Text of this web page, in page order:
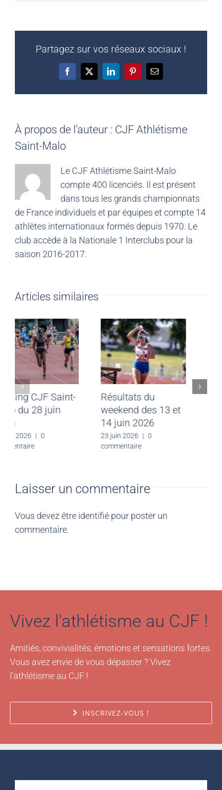
Partagez sur vos réseaux sociaux !
Facebook
X LinkedInPinterestEmail
À propos de l'auteur : CJF Athlétisme
Saint-Malo
Le CJF Athlétisme Saint-Malo
compte 400 licenciés. Il est présent
dans tous les grands championnats
de France individuels et par équipes et compte 14
athlètes internationaux formés depuis 1970. Le
club accède à la Nationale 1 Interclubs pour la
saison 2016-2017.
Articles similaires
Meeting CJF Saint-
Malo du 28 juin
2026
30 juin 2026
commentaire
Résultats du
weekend des 13 et
14 juin 2026
23 juin 2026
commentaire
Laisser un commentaire
Vous devez être identifié pour poster un
commentaire.
Vivez l'athlétisme au CJF !
Amitiés, convivialités, émotions et sensations fortes.
Vous avez envie de vous dépasser ? Vivez
l'athlétisme au CJF !
INSCRIVEZ-VOUS !